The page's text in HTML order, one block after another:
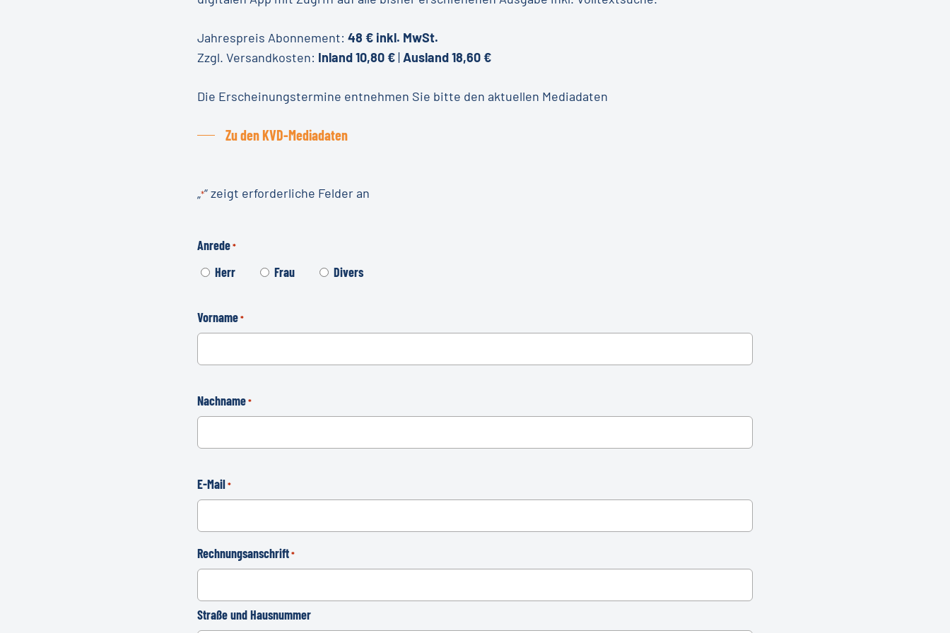
Jahrespreis Abonnement: 48 € inkl. MwSt.
Zzgl. Versandkosten: Inland 10,80 €|Ausland 18,60 €
Die Erscheinungstermine entnehmen Sie bitte den aktuellen Mediadaten
Zu den KVD-Mediadaten
„*“ zeigt erforderliche Felder an
Anrede *
Herr Frau Divers
Vorname *
Nachname *
E-Mail *
Rechnungsanschrift *
Straße und Hausnummer